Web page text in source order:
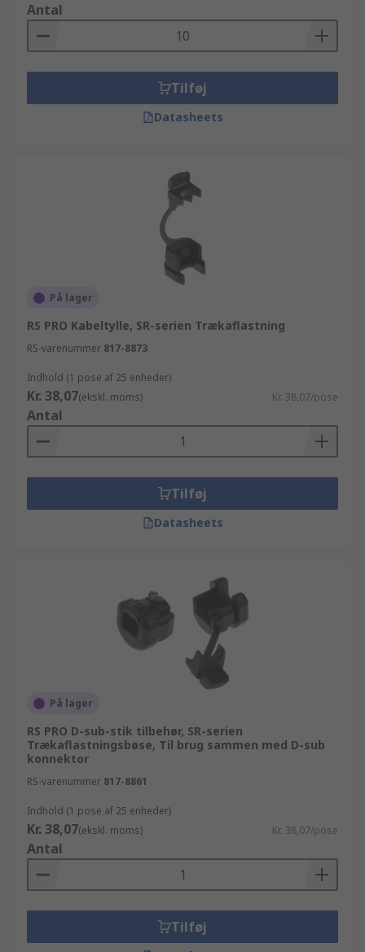
Antal
Tilføj
Datasheets
På lager
RS PRO Kabeltylle, SR-serien Trækaflastning
RS-varenummer 817-8873
Indhold (1 pose af 25 enheder)
Kr. 38,07(ekskl. moms) Kr. 38,07/pose
Antal
Tilføj
Datasheets
På lager
RS PRO D-sub-stik tilbehør, SR-serien
Trækaflastningsbøse, Til brug sammen med D-sub
konnektor
RS-varenummer 817-8861
Indhold (1 pose af 25 enheder)
Kr. 38,07(ekskl. moms) Kr. 38,07/pose
Antal
Tilføj